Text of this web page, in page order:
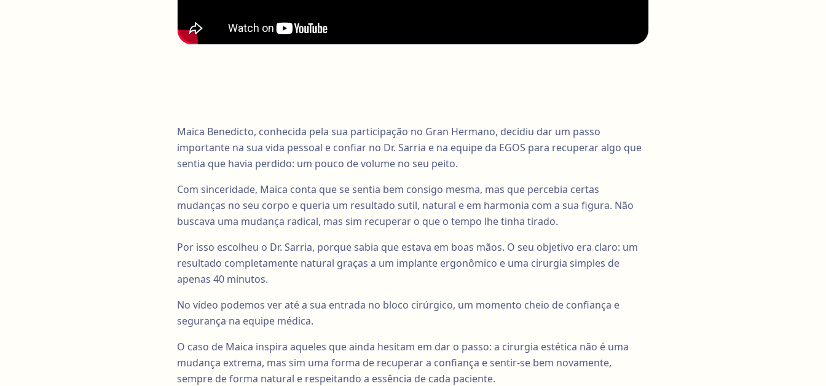
Maica Benedicto, conhecida pela sua participação no Gran Hermano, decidiu dar um passo
importante na sua vida pessoal e confiar no Dr. Sarria e na equipe da EGOS para recuperar algo que
sentia que havia perdido: um pouco de volume no seu peito.
Com sinceridade, Maica conta que se sentia bem consigo mesma, mas que percebia certas
mudanças no seu corpo e queria um resultado sutil, natural e em harmonia com a sua figura. Não
buscava uma mudança radical, mas sim recuperar o que o tempo lhe tinha tirado.
Por isso escolheu o Dr. Sarria, porque sabia que estava em boas mãos. O seu objetivo era claro: um
resultado completamente natural graças a um implante ergonômico e uma cirurgia simples de
apenas 40 minutos.
No vídeo podemos ver até a sua entrada no bloco cirúrgico, um momento cheio de confiança e
segurança na equipe médica.
O caso de Maica inspira aqueles que ainda hesitam em dar o passo: a cirurgia estética não é uma
mudança extrema, mas sim uma forma de recuperar a confiança e sentir-se bem novamente,
sempre de forma natural e respeitando a essência de cada paciente.